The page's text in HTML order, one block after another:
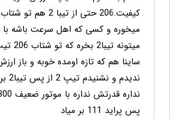
کیفیت.206 حتی از
میخوره و کسی که اهل سرعت باشه با
ساینا هم که تازه اومده خوبه و باز
پس پراید 111 بر میاد